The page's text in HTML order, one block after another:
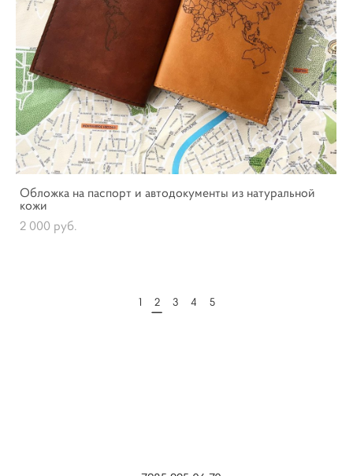
Обложка на паспорт и автодокументы из натуральной
кожи
2 000 pуб.
1 2 3 4 5